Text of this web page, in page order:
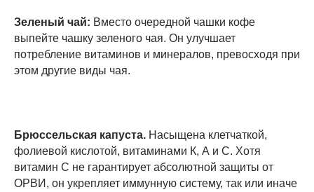
Зеленый чай: Вместо очередной чашки кофе
выпейте чашку зеленого чая. Он улучшает
потребление витаминов и минералов, превосходя при
этом другие виды чая.
Брюссельская капуста. Насыщена клетчаткой,
фолиевой кислотой, витаминами К, А и С. Хотя
витамин С не гарантирует абсолютной защиты от
ОРВИ, он укрепляет иммунную систему, так или иначе